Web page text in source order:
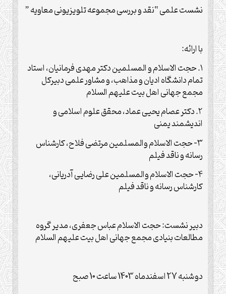
نشست علمی “نقد و بررسی مجموعه تلویزیونی معاویه ”
با ارائه:
۱. حجت الاسلام و المسلمین دکتر مهدی فرمانیان، استاد
تمام دانشگاه ادیان و مذاهب، و مشاور علمی دبیرکل
مجمع جهانی اهل بیت علیهم السلام
۲. دکتر عصام یحیی عماد، محقق علوم اسلامی و
اندیشمند یمنی
۳- حجت الاسلام والمسلمین مرتضی فلاح، کارشناس
رسانه و ناقد فیلم
۴- حجت الاسلام والمسلمین علی رضایی آدریانی،
کارشناس رسانه و ناقد فیلم
دبیر نشست: حجت الاسلام عباس جعفری، مدیر گروه
مطالعات بنیادی مجمع جهانی اهل بیت علیهم السلام
دوشنبه 27 اسفندماه 1403 ساعت 10 صبح